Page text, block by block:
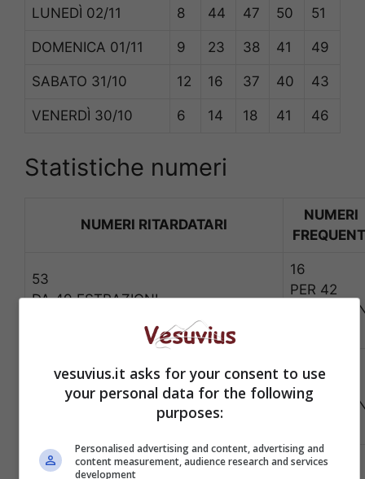
LUNEDÌ 02/11 8 44 47 50 51
DOMENICA 01/11 9 23 38 41 49
SABATO 31/10 12 16 37 40 43
VENERDÌ 30/10 6 14 18 41 46
Statistiche numeri
NUMERI RITARDATARI
NUMERI
53
DA 49 ESTRAZIONI
16
PER 42
DA 36 ESTRAZIONI
PER 41
22
17
vesuvius.it asks for your consent to use
your personal data for the following
purposes:
Personalised advertising and content, advertising and
content measurement, audience research and services
development